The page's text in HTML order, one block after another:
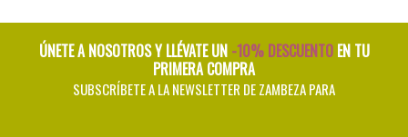
ÚNETE A NOSOTROS Y LLÉVATE UN -10% DESCUENTOEN TU
PRIMERA COMPRA
SUBSCRÍBETE A LA NEWSLETTER DE ZAMBEZA PARA